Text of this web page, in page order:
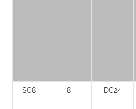
SC8 8 DC24